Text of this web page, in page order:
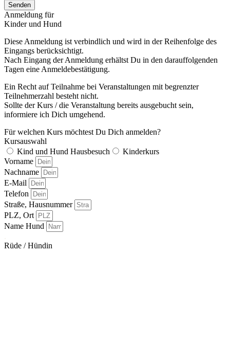
Senden
Anmeldung für
Kinder und Hund
Diese Anmeldung ist verbindlich und wird in der Reihenfolge des
Eingangs berücksichtigt.
Nach Eingang der Anmeldung erhältst Du in den darauffolgenden
Tagen eine Anmeldebestätigung.
Ein Recht auf Teilnahme bei Veranstaltungen mit begrenzter
Teilnehmerzahl besteht nicht.
Sollte der Kurs / die Veranstaltung bereits ausgebucht sein,
informiere ich Dich umgehend.
Für welchen Kurs möchtest Du Dich anmelden?
Kursauswahl
Kind und Hund Hausbesuch
Kinderkurs
Vorname
Nachname
E-Mail
Telefon
Straße, Hausnummer
PLZ, Ort
Name Hund
Rüde / Hündin